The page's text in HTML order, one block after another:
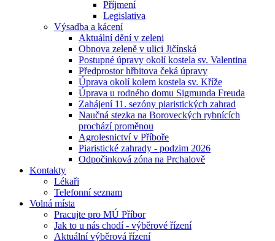
Příjmení
Legislativa
Výsadba a kácení
Aktuální dění v zeleni
Obnova zeleně v ulici Jičínská
Postupné úpravy okolí kostela sv. Valentina
Předprostor hřbitova čeká úpravy
Úprava okolí kolem kostela sv. Kříže
Úprava u rodného domu Sigmunda Freuda
Zahájení 11. sezóny piaristických zahrad
Naučná stezka na Boroveckých rybnících
prochází proměnou
Agrolesnictví v Příboře
Piaristické zahrady - podzim 2026
Odpočinková zóna na Prchalově
Kontakty
Lékaři
Telefonní seznam
Volná místa
Pracujte pro MÚ Příbor
Jak to u nás chodí - výběrové řízení
Aktuální výběrová řízení